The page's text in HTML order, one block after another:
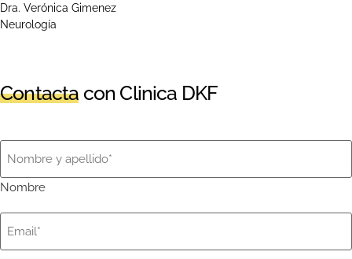
Dra. Verónica Gimenez
Neurología
Contacta con Clinica DKF
(Obligatorio)
Nombre
Email
(Obligatorio)